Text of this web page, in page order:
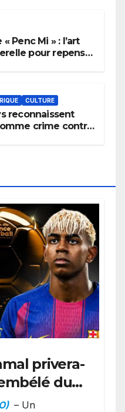
Penc Mi » : l’art
pour repenser
CULTURE
reconnaissent
crime contre
privera-
du
– Un